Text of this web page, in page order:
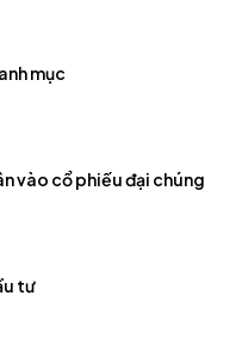
mục
vào cổ phiếu đại chúng
tư